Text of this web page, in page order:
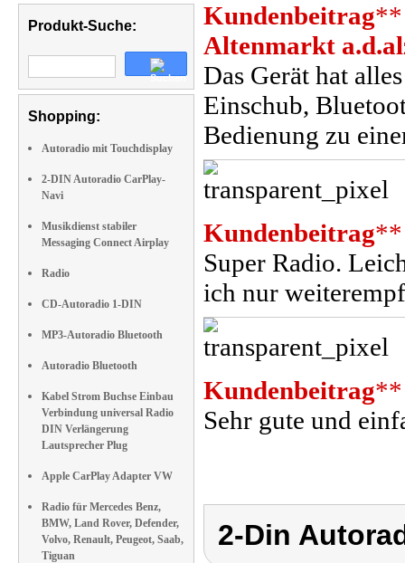
Produkt-Suche:
Shopping:
Autoradio mit Touchdisplay
2-DIN Autoradio CarPlay-
Navi
Musikdienst stabiler
Messaging Connect Airplay
Radio
CD-Autoradio 1-DIN
MP3-Autoradio Bluetooth
Autoradio Bluetooth
Kabel Strom Buchse Einbau
Verbindung universal Radio
DIN Verlängerung
Lautsprecher Plug
Apple CarPlay Adapter VW
Radio für Mercedes Benz,
BMW, Land Rover, Defender,
Volvo, Renault, Peugeot, Saab,
Tiguan
Kundenbeitrag**
Altenmarkt
Das Gerät hat
Einschub,
Bedienung zu
Kundenbeitrag**
Super Radio.
ich nur
Kundenbeitrag**
Sehr gute und
2-Din